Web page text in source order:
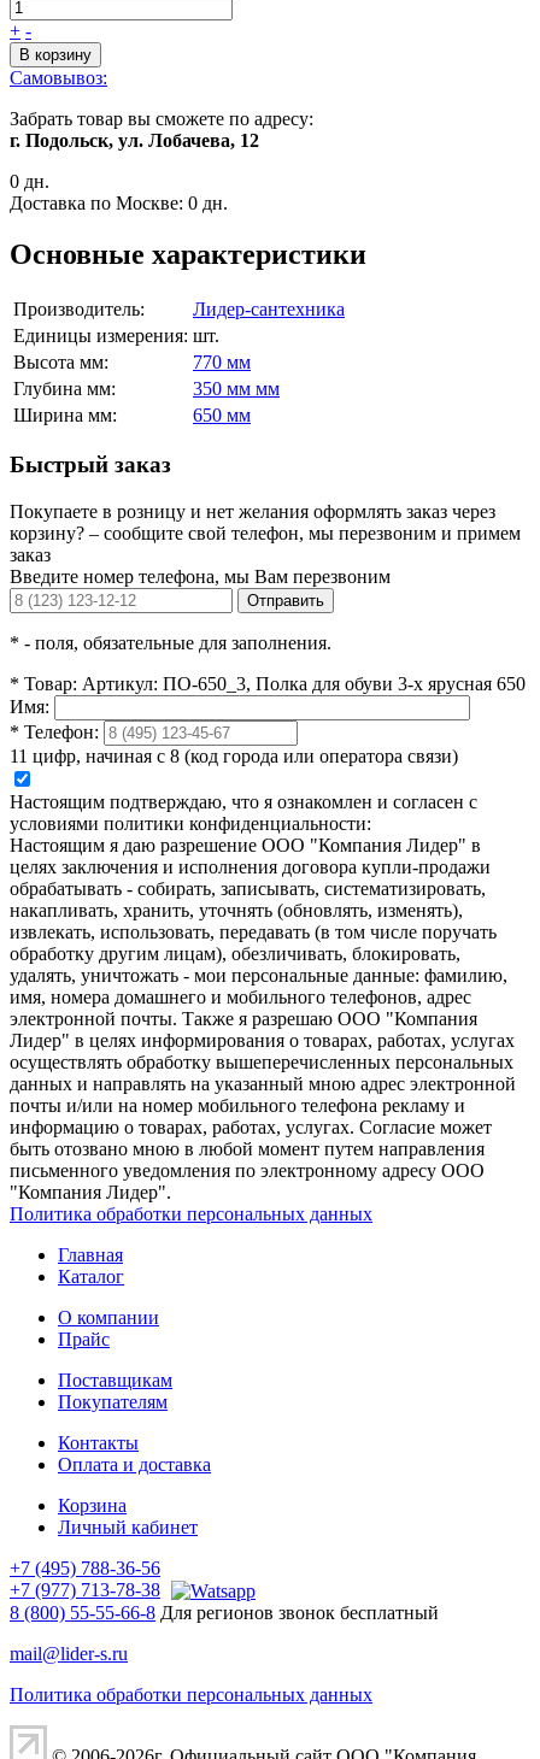
+ -
В корзину
Самовывоз:
Забрать товар вы сможете по адресу:
г. Подольск, ул. Лобачева, 12
0 дн.
Доставка по Москве: 0 дн.
Основные характеристики
Производитель:
Лидер-сантехника
Единицы измерения: шт.
Высота мм:
770 мм
Глубина мм:
350 мм мм
Ширина мм:
650 мм
Быстрый заказ
Покупаете в розницу и нет желания оформлять заказ через
корзину? – сообщите свой телефон, мы перезвоним и примем
заказ
Введите номер телефона, мы Вам перезвоним
Отправить
* - поля, обязательные для заполнения.
* Товар: Артикул: ПО-650_3, Полка для обуви 3-х ярусная 650
Имя:
* Телефон:
11 цифр, начиная с 8 (код города или оператора связи)
Настоящим подтверждаю, что я ознакомлен и согласен с
условиями политики конфиденциальности:
Настоящим я даю разрешение ООО "Компания Лидер" в
целях заключения и исполнения договора купли-продажи
обрабатывать - собирать, записывать, систематизировать,
накапливать, хранить, уточнять (обновлять, изменять),
извлекать, использовать, передавать (в том числе поручать
обработку другим лицам), обезличивать, блокировать,
удалять, уничтожать - мои персональные данные: фамилию,
имя, номера домашнего и мобильного телефонов, адрес
электронной почты. Также я разрешаю ООО "Компания
Лидер" в целях информирования о товарах, работах, услугах
осуществлять обработку вышеперечисленных персональных
данных и направлять на указанный мною адрес электронной
почты и/или на номер мобильного телефона рекламу и
информацию о товарах, работах, услугах. Согласие может
быть отозвано мною в любой момент путем направления
письменного уведомления по электронному адресу ООО
"Компания Лидер".
Политика обработки персональных данных
Главная
Каталог
О компании
Прайс
Поставщикам
Покупателям
Контакты
Оплата и доставка
Корзина
Личный кабинет
+7 (495) 788-36-56
+7 (977) 713-78-38
8 (800) 55-55-66-8 Для регионов звонок бесплатный
mail@lider-s.ru
Политика обработки персональных данных